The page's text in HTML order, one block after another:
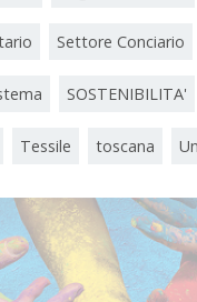
Settore Conciario
SOSTENIBILITA'
Tessile toscana